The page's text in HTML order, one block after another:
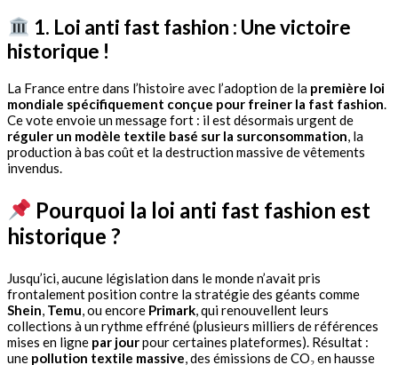
1. Loi anti fast fashion : Une victoire
historique !
La France entre dans l’histoire avec l’adoption de la première loi
mondiale spécifiquement conçue pour freiner la fast fashion.
Ce vote envoie un message fort : il est désormais urgent de
réguler un modèle textile basé sur la surconsommation, la
production à bas coût et la destruction massive de vêtements
invendus.
Pourquoi la loi anti fast fashion est
historique ?
Jusqu’ici, aucune législation dans le monde n’avait pris
frontalement position contre la stratégie des géants comme
Shein, Temu, ou encore Primark, qui renouvellent leurs
collections à un rythme effréné (plusieurs milliers de références
mises en ligne par jourpour certaines plateformes). Résultat :
une pollution textile massive, des émissions de CO₂ en hausse